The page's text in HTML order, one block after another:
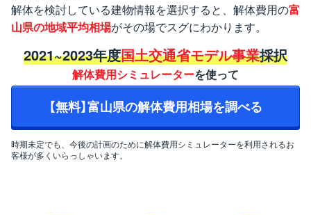
解体を検討している建物情報を選択すると、解体費用の富
山県の地域平均相場がその場でスグにわかります。
2021~2023年度国土交通省モデル事業採択
解体費用シミュレーターを使って
【無料】富山県の解体費用相場を調べる
時期未定でも、今後の計画のために解体費用シミュレーターを利用されるお
客様が多くいらっしゃいます。